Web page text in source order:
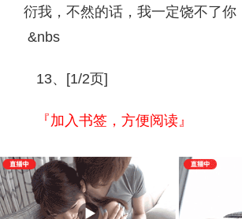
衍我，不然的话，我一定饶不了你
&nbs
13、[1/2页]
『加入书签，方便阅读』